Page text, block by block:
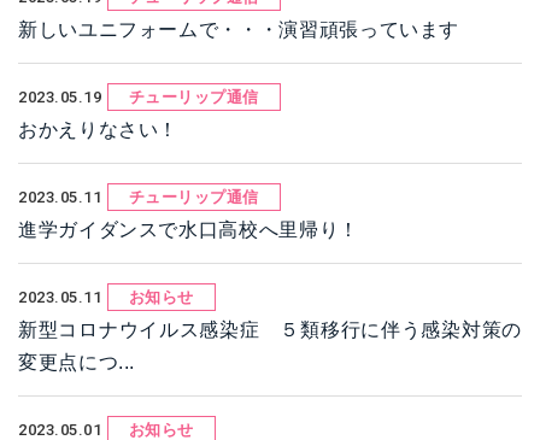
新しいユニフォームで・・・演習頑張っています
2023.05.19 チューリップ通信
おかえりなさい！
2023.05.11 チューリップ通信
進学ガイダンスで水口高校へ里帰り！
2023.05.11 お知らせ
新型コロナウイルス感染症 ５類移行に伴う感染対策の
変更点につ...
2023.05.01 お知らせ